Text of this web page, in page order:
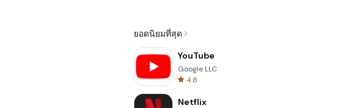
ยอดนิยมที่สุด
YouTube
Google LLC
4.8
Netflix